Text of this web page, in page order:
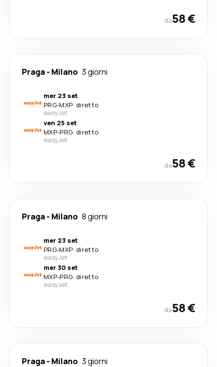
da58 €
Praga- Milano 3 giorni
mer 23 set
PRG-MXP· diretto
easyJet
ven 25 set
MXP-PRG· diretto
easyJet
da58 €
Praga- Milano 8 giorni
mer 23 set
PRG-MXP· diretto
easyJet
mer 30 set
MXP-PRG· diretto
easyJet
da58 €
Praga- Milano 3 giorni